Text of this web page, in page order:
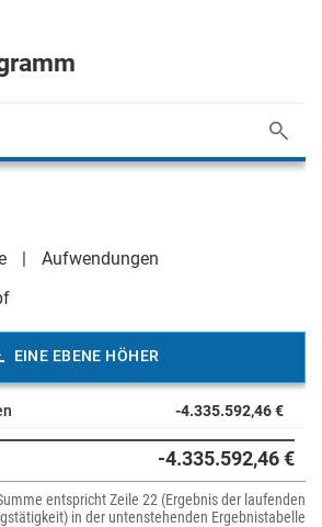
Aufwendungen
EINE EBENE HÖHER
-4.335.592,46 €
-4.335.592,46 €
entspricht Zeile 22 (Ergebnis der laufenden
in der untenstehenden Ergebnistabelle